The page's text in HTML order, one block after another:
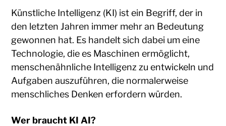
Künstliche Intelligenz (KI) ist ein Begriff, der in
den letzten Jahren immer mehr an Bedeutung
gewonnen hat. Es handelt sich dabei um eine
Technologie, die es Maschinen ermöglicht,
menschenähnliche Intelligenz zu entwickeln und
Aufgaben auszuführen, die normalerweise
menschliches Denken erfordern würden.
Wer braucht KI AI?